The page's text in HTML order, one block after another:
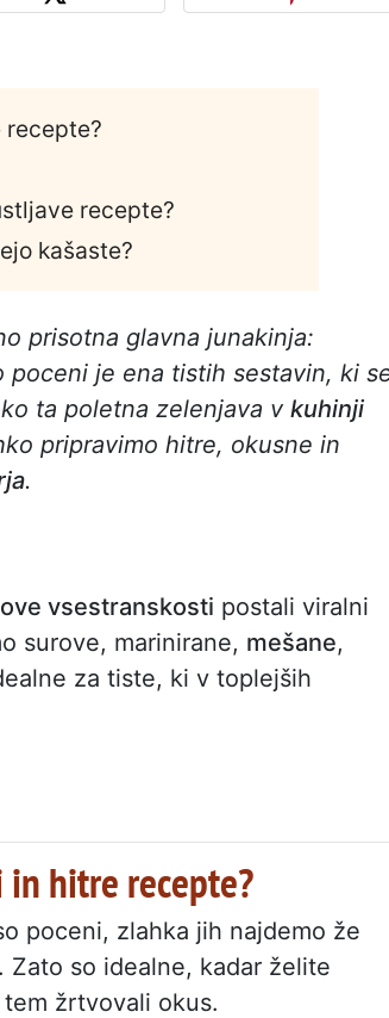
recepte?
recepte?
kašaste?
prisotna glavna junakinja:
poceni je ena tistih sestavin, ki
ta poletna zelenjava v kuhinji
pripravimo hitre, okusne in
.
vsestranskosti postali viralni
surove, marinirane, mešane,
za tiste, ki v toplejših
in hitre recepte?
poceni, zlahka jih najdemo že
so idealne, kadar želite
žrtvovali okus.